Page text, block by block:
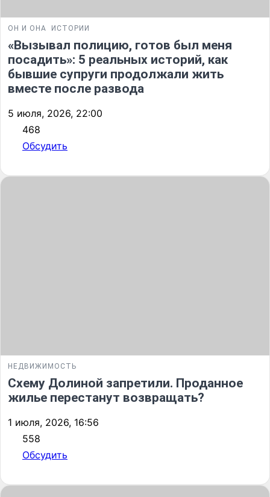
ОН И ОНА ИСТОРИИ
«Вызывал полицию, готов был меня
посадить»: 5 реальных историй, как
бывшие супруги продолжали жить
вместе после развода
5 июля, 2026, 22:00
468
Обсудить
НЕДВИЖИМОСТЬ
Схему Долиной запретили. Проданное
жилье перестанут возвращать?
1 июля, 2026, 16:56
558
Обсудить